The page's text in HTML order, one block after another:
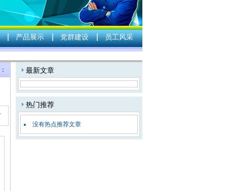
产品展示 党群建设
员工风采
最新文章
热门推荐
没有热点推荐文章